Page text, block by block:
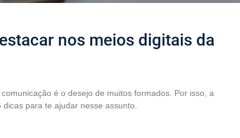
nos meios digitais da
é o desejo de muitos formados. Por isso, a
para te ajudar nesse assunto.